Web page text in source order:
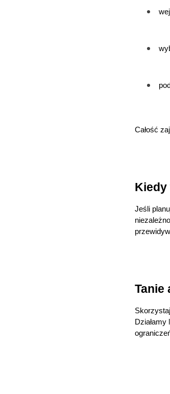
Całość
Kiedy
Jeśli
Tanie